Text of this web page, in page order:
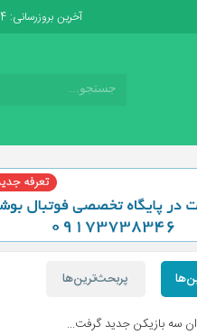
آخرین بروزرسانی: 14 می 2022
پربحث‌ترین‌ها
سه بازیکن جدید گرفت...